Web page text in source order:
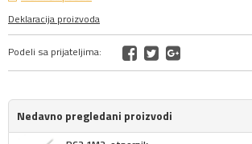
Deklaracija proizvoda
Podeli sa prijateljima:
Nedavno pregledani proizvodi